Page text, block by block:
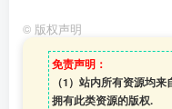
© 版权声明
免责声明：
（1）站内所有资源均
拥有此类资源的版权.